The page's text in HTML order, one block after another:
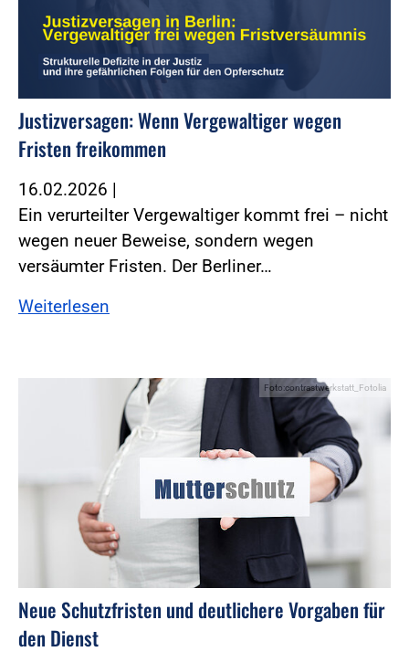
Justizversagen: Wenn Vergewaltiger wegen
Fristen freikommen
16.02.2026 |
Ein verurteilter Vergewaltiger kommt frei – nicht
wegen neuer Beweise, sondern wegen
versäumter Fristen. Der Berliner…
Weiterlesen
Foto:contrastwerkstatt_Fotolia
Neue Schutzfristen und deutlichere Vorgaben für
den Dienst